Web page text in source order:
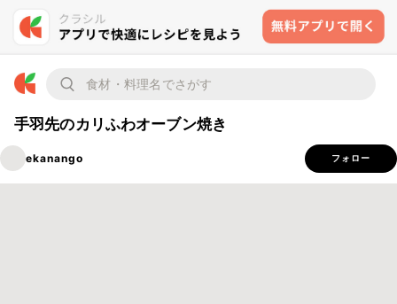
手羽先のカリふわオーブン焼き
ekanango フォロー